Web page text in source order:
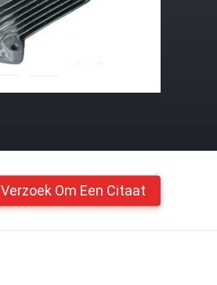
Verzoek Om Een Citaat